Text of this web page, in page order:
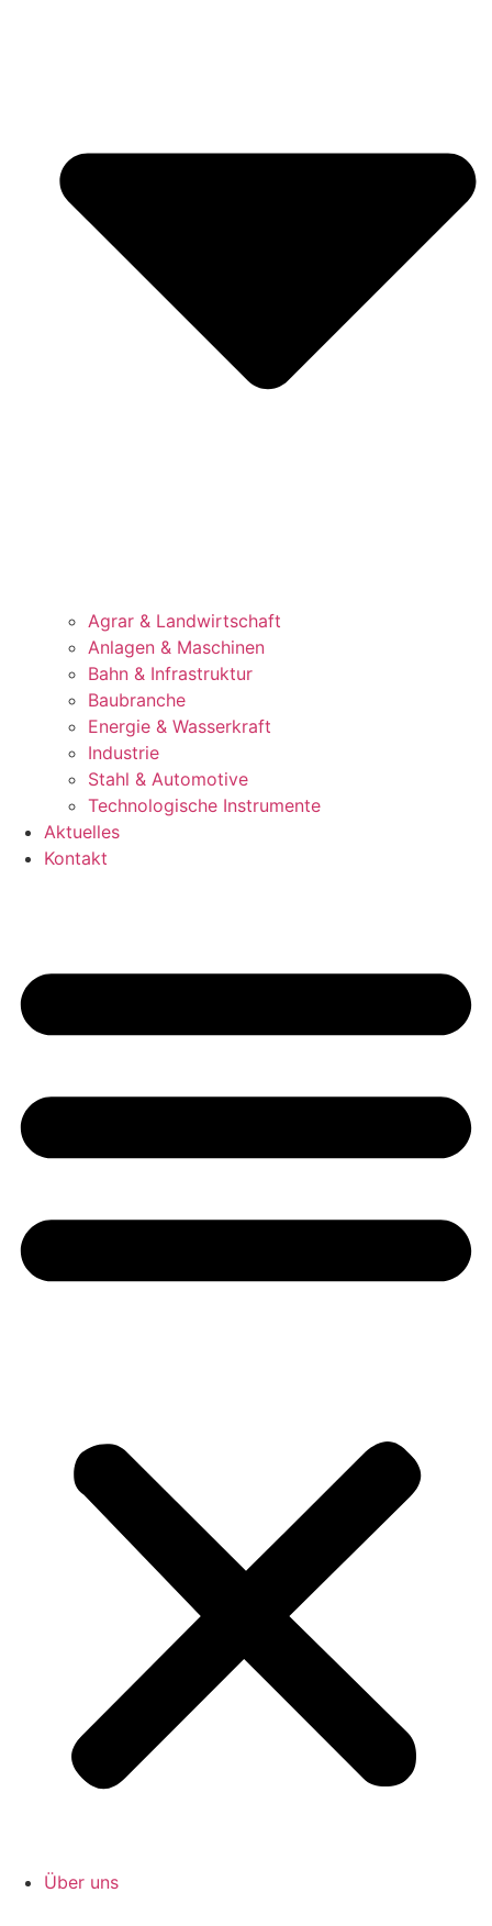
Agrar & Landwirtschaft
Anlagen & Maschinen
Bahn & Infrastruktur
Baubranche
Energie & Wasserkraft
Industrie
Stahl & Automotive
Technologische Instrumente
Aktuelles
Kontakt
Über uns